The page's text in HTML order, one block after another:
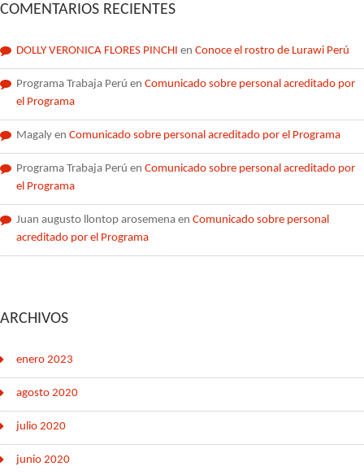
COMENTARIOS RECIENTES
DOLLY VERONICA FLORES PINCHI en Conoce el rostro de Lurawi Perú
Programa Trabaja Perú en Comunicado sobre personal acreditado por
el Programa
Magaly en Comunicado sobre personal acreditado por el Programa
Programa Trabaja Perú en Comunicado sobre personal acreditado por
el Programa
Juan augusto llontop arosemena en Comunicado sobre personal
acreditado por el Programa
ARCHIVOS
enero 2023
agosto 2020
julio 2020
junio 2020